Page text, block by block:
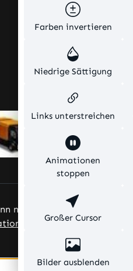
nicht anders angegeben.
Farben invertieren
Niedrige Sättigung
Links unterstreichen
Animationen
stoppen
Großer Cursor
Bilder ausblenden